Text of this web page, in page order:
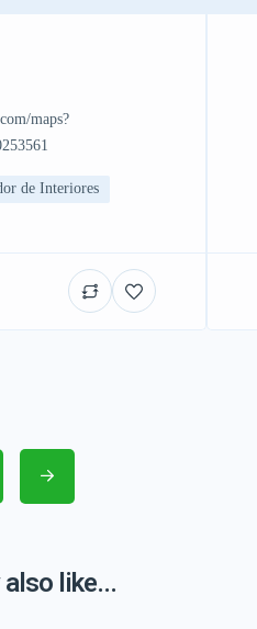
maps?
de Interiores
also like...